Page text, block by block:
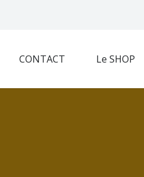
CONTACT Le SHOP